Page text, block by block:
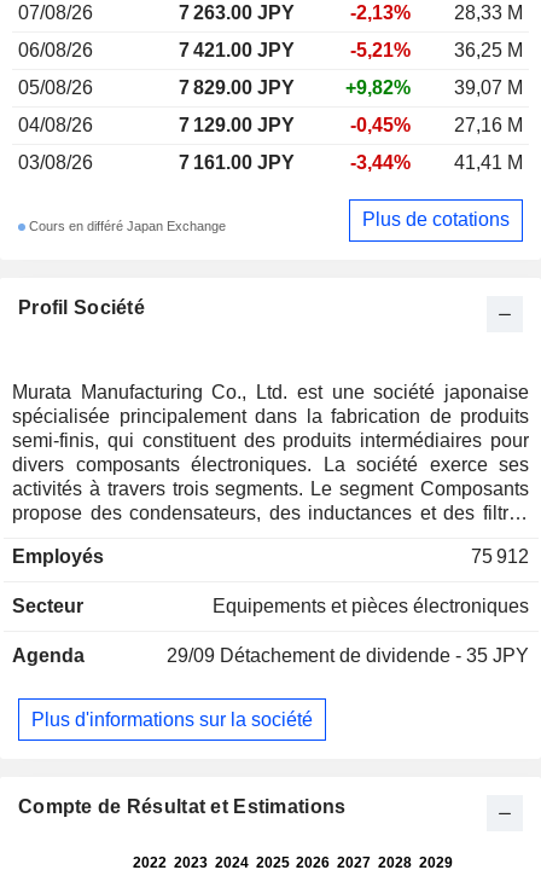
Profil Société
Murata Manufacturing Co., Ltd. est une société japonaise
spécialisée principalement dans la fabrication de produits
semi-finis, qui constituent des produits intermédiaires pour
divers composants électroniques. La société exerce ses
activités à travers trois segments. Le segment Composants
propose des condensateurs, des inductances et des filtres
Le segment Dispositifs et modules propose des modules
batteries rechargeables au lithium-ion et des capteurs. Le
santé et aux activités de solutions. La société propose
biens immobiliers, et développe et commercialise des
produits et des logiciels.
Employés 75 912
Secteur Equipements et pièces électroniques
Agenda 29/09 Détachement de dividende - 35 JPY
Plus d'informations sur la société
07/08/26
7 263.00 JPY -2,13%
28,33 M
06/08/26
7 421.00 JPY -5,21%
36,25 M
05/08/26
7 829.00 JPY +9,82%
39,07 M
04/08/26
7 129.00 JPY -0,45%
27,16 M
03/08/26
7 161.00 JPY -3,44% 41,41 M
Cours en différé Japan Exchange Plus de cotations
Compte de Résultat et Estimations